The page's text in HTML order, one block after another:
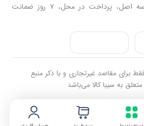
از یک دهه تجربه، با پایبندی به سه اصل، پرداخت در محل، ۷ روز ضمانت
شده تا همگام با فروشگاه‌های معتبر
ایران تبدیل شود. به محض ورود به سایت
می‌شوید! هر آنچه که نیاز دارید و به ذهن شما
فقط برای مقاصد غیرتجاری و با ذکر منبع
به سیبا کالا می‌باشد